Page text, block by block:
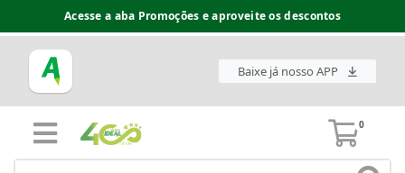
Acesse a aba Promoções e aproveite os descontos
Baixe já nosso APP
0